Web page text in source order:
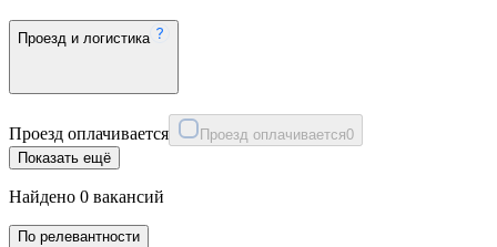
Проезд и логистика
Проезд оплачивается Проезд оплачивается0
Показать ещё
Найдено 0 вакансий
По релевантности